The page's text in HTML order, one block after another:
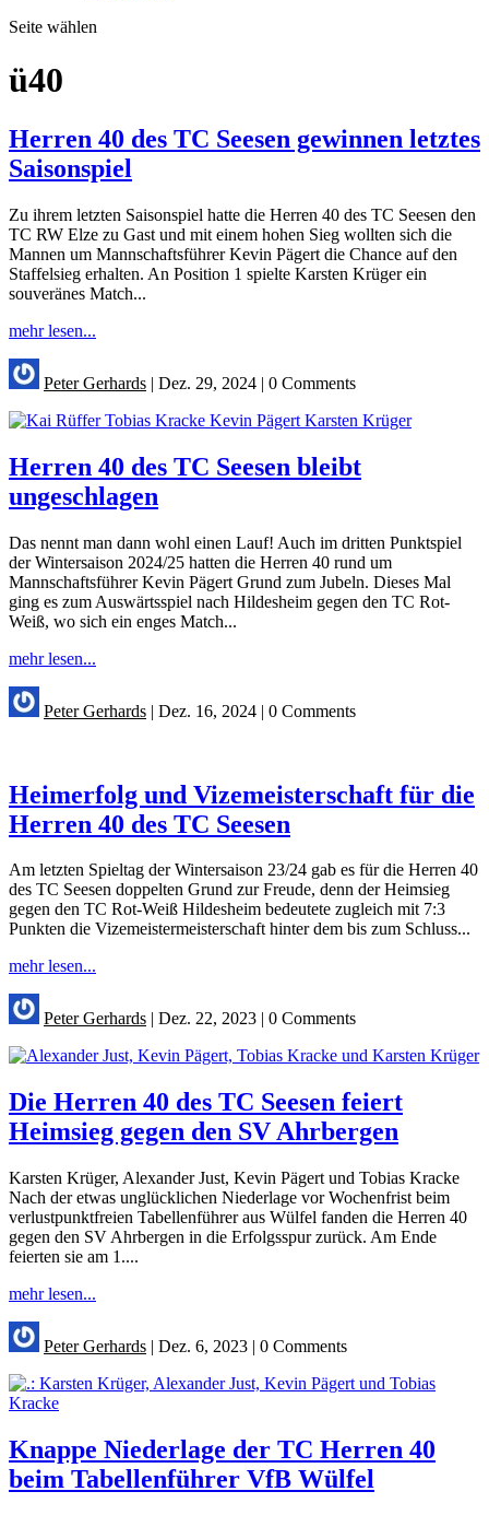
Seite wählen
ü40
Herren 40 des TC Seesen gewinnen letztes
Saisonspiel
Zu ihrem letzten Saisonspiel hatte die Herren 40 des TC Seesen den
TC RW Elze zu Gast und mit einem hohen Sieg wollten sich die
Mannen um Mannschaftsführer Kevin Pägert die Chance auf den
Staffelsieg erhalten. An Position 1 spielte Karsten Krüger ein
souveränes Match...
mehr lesen...
Peter Gerhards | Dez. 29, 2024 | 0 Comments
Herren 40 des TC Seesen bleibt
ungeschlagen
Das nennt man dann wohl einen Lauf! Auch im dritten Punktspiel
der Wintersaison 2024/25 hatten die Herren 40 rund um
Mannschaftsführer Kevin Pägert Grund zum Jubeln. Dieses Mal
ging es zum Auswärtsspiel nach Hildesheim gegen den TC Rot-
Weiß, wo sich ein enges Match...
mehr lesen...
Peter Gerhards | Dez. 16, 2024 | 0 Comments
Heimerfolg und Vizemeisterschaft für die
Herren 40 des TC Seesen
Am letzten Spieltag der Wintersaison 23/24 gab es für die Herren 40
des TC Seesen doppelten Grund zur Freude, denn der Heimsieg
gegen den TC Rot-Weiß Hildesheim bedeutete zugleich mit 7:3
Punkten die Vizemeistermeisterschaft hinter dem bis zum Schluss...
mehr lesen...
Peter Gerhards | Dez. 22, 2023 | 0 Comments
Die Herren 40 des TC Seesen feiert
Heimsieg gegen den SV Ahrbergen
Karsten Krüger, Alexander Just, Kevin Pägert und Tobias Kracke
Nach der etwas unglücklichen Niederlage vor Wochenfrist beim
verlustpunktfreien Tabellenführer aus Wülfel fanden die Herren 40
gegen den SV Ahrbergen in die Erfolgsspur zurück. Am Ende
feierten sie am 1....
mehr lesen...
Peter Gerhards | Dez. 6, 2023 | 0 Comments
Knappe Niederlage der TC Herren 40
beim Tabellenführer VfB Wülfel